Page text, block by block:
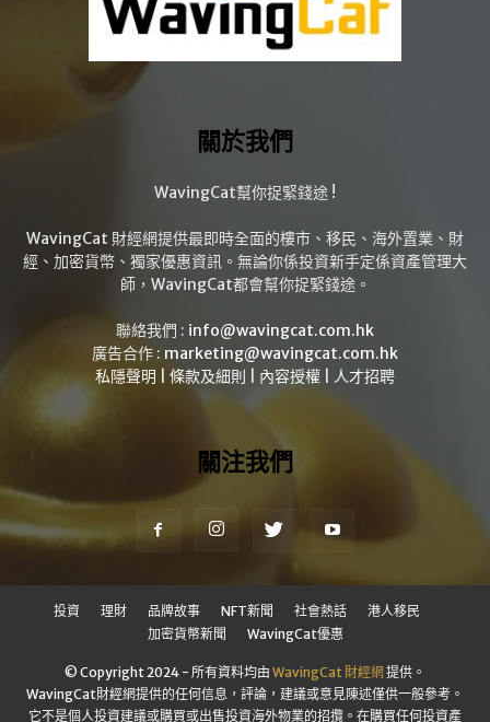
關於我們
WavingCat幫你捉緊錢途 !
WavingCat 財經網提供最即時全面的樓市、移民、海外置業、財
經、加密貨幣、獨家優惠資訊。無論你係投資新手定係資產管理大
師，WavingCat都會幫你捉緊錢途。
聯絡我們 : info@wavingcat.com.hk
廣告合作 : marketing@wavingcat.com.hk
私隱聲明
條款及細則 內容授權 人才招聘
關注我們
投資 理財 品牌故事 NFT新聞 社會熱話
港人移民
加密貨幣新聞
WavingCat優惠
© Copyright 2024 - 所有資料均由 WavingCat 財經網提供。
WavingCat財經網提供的任何信息，評論，建議或意見陳述僅供一般參考。
它不是個人投資建議或購買或出售投資海外物業的招攬。在購買任何投資產